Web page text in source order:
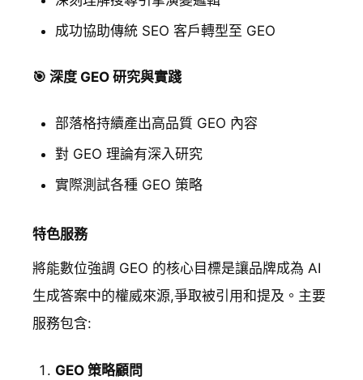
成功協助傳統 SEO 客戶轉型至 GEO
🎯 深度 GEO 研究與實踐
部落格持續產出高品質 GEO 內容
對 GEO 理論有深入研究
實際測試各種 GEO 策略
特色服務
將能數位強調 GEO 的核心目標是讓品牌成為 AI
生成答案中的權威來源,爭取被引用和提及。主要
服務包含:
GEO 策略顧問